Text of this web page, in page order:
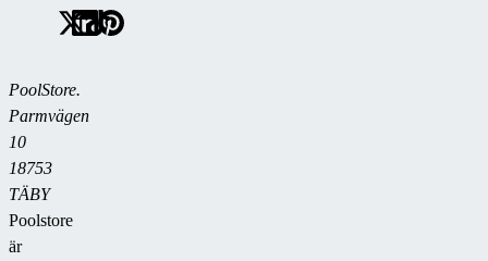
PoolStore.
Parmvägen
10
18753
TÄBY
Poolstore
är